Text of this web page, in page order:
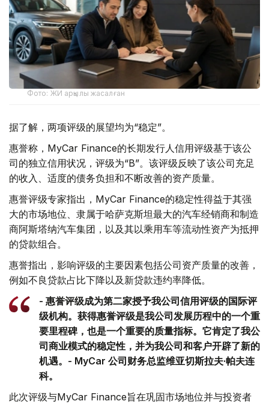
Фото: ЖИ арқылы жасалған
据了解，两项评级的展望均为“稳定”。
惠誉称，MyCar Finance的长期发行人信用评级基于该公
司的独立信用状况，评级为“B”。该评级反映了该公司充足
的收入、适度的债务负担和不断改善的资产质量。
惠誉评级专家指出，MyCar Finance的稳定性得益于其强
大的市场地位、隶属于哈萨克斯坦最大的汽车经销商和制造
商阿斯塔纳汽车集团，以及其以乘用车等流动性资产为抵押
的贷款组合。
惠誉指出，影响评级的主要因素包括公司资产质量的改善，
例如不良贷款占比下降以及新贷款违约率降低。
- 惠誉评级成为第二家授予我公司信用评级的国际评
级机构。获得惠誉评级是我公司发展历程中的一个重
要里程碑，也是一个重要的质量指标。它肯定了我公
司商业模式的稳定性，并为我公司和客户开辟了新的
机遇。- MyCar 公司财务总监维亚切斯拉夫·帕夫连
科。
此次评级与MyCar Finance旨在巩固市场地位并与投资者